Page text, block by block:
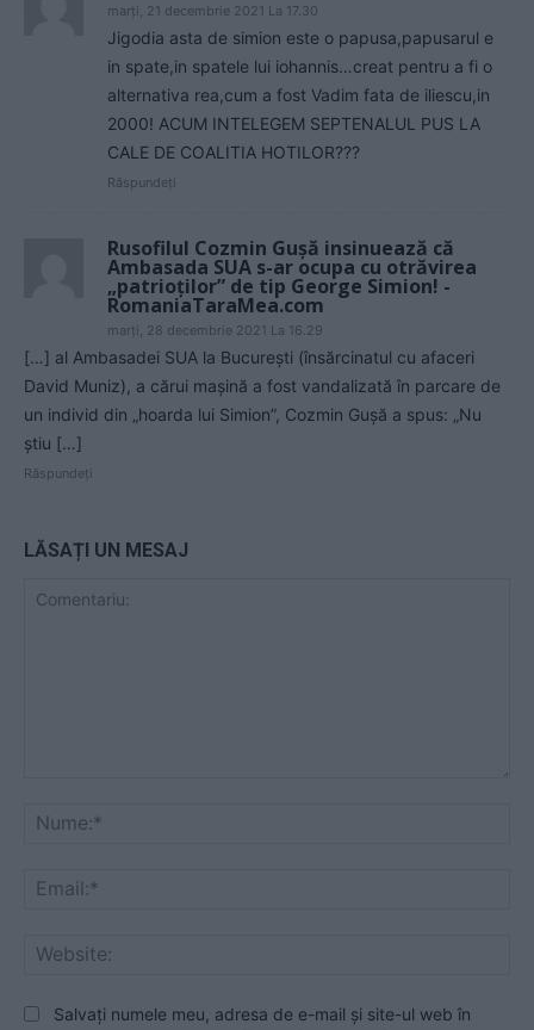
marți, 21 decembrie 2021 La 17.30
Jigodia asta de simion este o papusa,papusarul e
in spate,in spatele lui iohannis…creat pentru a fi o
alternativa rea,cum a fost Vadim fata de iliescu,in
2000! ACUM INTELEGEM SEPTENALUL PUS LA
CALE DE COALITIA HOTILOR???
Răspundeți
Rusofilul Cozmin Gușă insinuează că
Ambasada SUA s-ar ocupa cu otrăvirea
„patrioților” de tip George Simion! -
RomaniaTaraMea.com
marți, 28 decembrie 2021 La 16.29
[…] al Ambasadei SUA la București (însărcinatul cu afaceri
David Muniz), a cărui mașină a fost vandalizată în parcare de
un individ din „hoarda lui Simion”, Cozmin Gușă a spus: „Nu
știu […]
Răspundeți
LĂSAȚI UN MESAJ
Salvați numele meu, adresa de e-mail și site-ul web în